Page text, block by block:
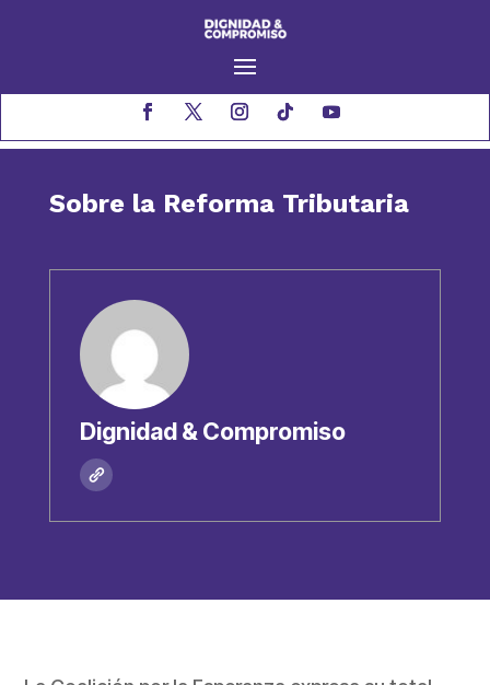
Sobre la Reforma Tributaria
Dignidad & Compromiso